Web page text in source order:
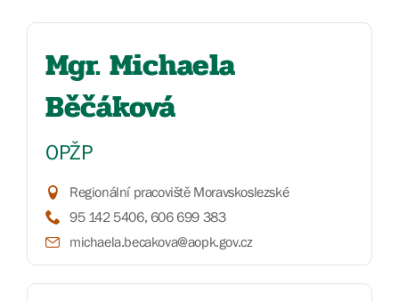
Mgr. Michaela
Běčáková
OPŽP
Regionální pracoviště Moravskoslezské
95 142 5406, 606 699 383
michaela.becakova@aopk.gov.cz